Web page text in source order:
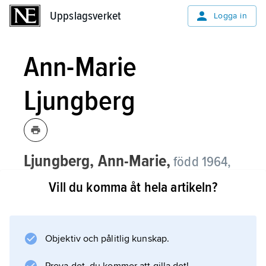
Uppslagsverket Logga in
Ann-Marie
Ljungberg
Ljungberg, Ann-Marie, född 1964,
författare.
(1998), som har kallats en roadmovie i
Vill du komma åt hela artikeln?
Objektiv och pålitlig kunskap.